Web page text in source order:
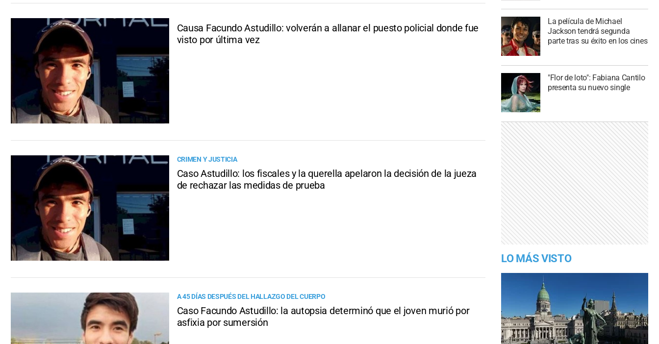
Causa Facundo Astudillo: volverán a allanar el puesto policial donde fue
visto por última vez
CRIMEN Y JUSTICIA
Caso Astudillo: los fiscales y la querella apelaron la decisión de la jueza
de rechazar las medidas de prueba
A 45 DÍAS DESPUÉS DEL HALLAZGO DEL CUERPO
Caso Facundo Astudillo: la autopsia determinó que el joven murió por
asfixia por sumersión
La película de Michael
Jackson tendrá segunda
parte tras su éxito en los cines
"Flor de loto": Fabiana Cantilo
presenta su nuevo single
LO MÁS VISTO